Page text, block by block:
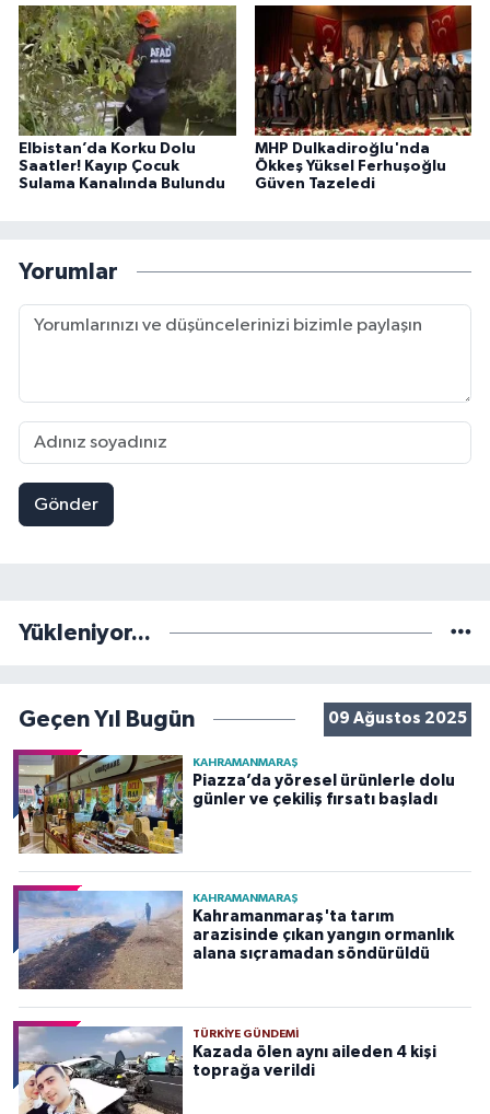
Elbistan’da Korku Dolu
Saatler! Kayıp Çocuk
Sulama Kanalında Bulundu
MHP Dulkadiroğlu'nda
Ökkeş Yüksel Ferhuşoğlu
Güven Tazeledi
Yorumlar
Gönder
Yükleniyor...
Geçen Yıl Bugün 09 Ağustos 2025
KAHRAMANMARAŞ
Piazza’da yöresel ürünlerle dolu
günler ve çekiliş fırsatı başladı
KAHRAMANMARAŞ
Kahramanmaraş'ta tarım
arazisinde çıkan yangın ormanlık
alana sıçramadan söndürüldü
TÜRKIYE GÜNDEMI
Kazada ölen aynı aileden 4 kişi
toprağa verildi